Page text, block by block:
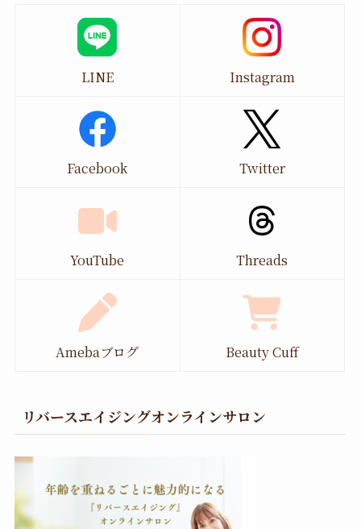
LINE Instagram
Facebook Twitter
YouTube Threads
Amebaブログ Beauty Cuff
リバースエイジングオンラインサロン